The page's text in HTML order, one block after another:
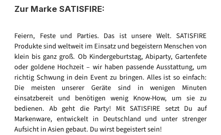
Zur Marke SATISFIRE:
Feiern, Feste und Parties. Das ist unsere Welt. SATISFIRE
Produkte sind weltweit im Einsatz und begeistern Menschen von
klein bis ganz groß. Ob Kindergeburtstag, Abiparty, Gartenfete
oder goldene Hochzeit – wir haben passende Ausstattung, um
richtig Schwung in dein Event zu bringen. Alles ist so einfach:
Die meisten unserer Geräte sind in wenigen Minuten
einsatzbereit und benötigen wenig Know-How, um sie zu
bedienen. Ab geht die Party! Mit SATISFIRE setzt Du auf
Markenware, entwickelt in Deutschland und unter strenger
Aufsicht in Asien gebaut. Du wirst begeistert sein!